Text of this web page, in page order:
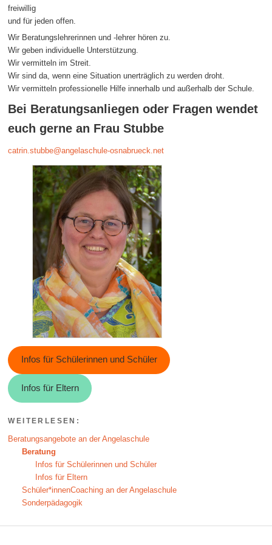
freiwillig
und für jeden offen.
Wir Beratungslehrerinnen und -lehrer hören zu.
Wir geben individuelle Unterstützung.
Wir vermitteln im Streit.
Wir sind da, wenn eine Situation unerträglich zu werden droht.
Wir vermitteln professionelle Hilfe innerhalb und außerhalb der Schule.
Bei Beratungsanliegen oder Fragen wendet
euch gerne an Frau Stubbe
catrin.stubbe@angelaschule-osnabrueck.net
Infos für Schülerinnen und Schüler
Infos für Eltern
WEITERLESEN:
Beratungsangebote an der Angelaschule
Beratung
Infos für Schülerinnen und Schüler
Infos für Eltern
Schüler*innenCoaching an der Angelaschule
Sonderpädagogik